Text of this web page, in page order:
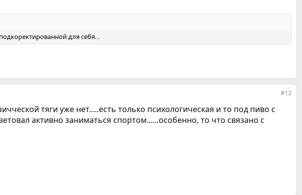
для себя. .
#12
тяги уже нет.....есть только психологическая и то под пиво с
активно заниматься спортом......особенно, то что связано с